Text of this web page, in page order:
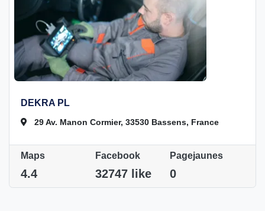
DEKRA PL
29 Av. Manon Cormier, 33530 Bassens, France
Maps
4.4
Facebook
32747 like
Pagejaunes
0